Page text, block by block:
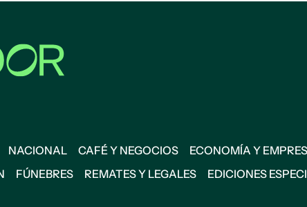
NACIONAL CAFÉ Y NEGOCIOS ECONOMÍA Y
FÚNEBRES REMATES Y LEGALES EDICIONES